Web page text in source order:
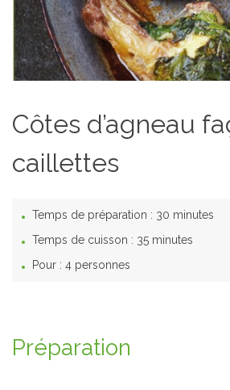
Côtes d’agneau
caillettes
Temps de préparation : 30 minutes
Temps de cuisson : 35 minutes
Pour : 4 personnes
Préparation